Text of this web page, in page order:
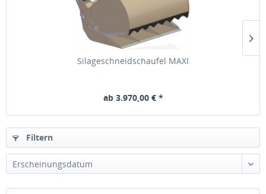
Silageschneidschaufel MAXI
ab 3.970,00 € *
Filtern
Erscheinungsdatum